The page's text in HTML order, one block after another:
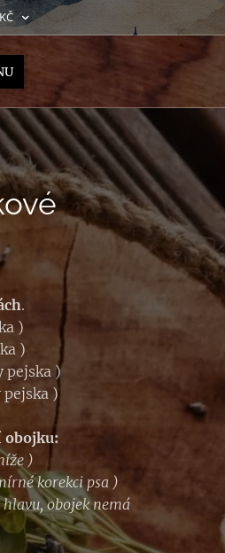
.
)
)
pejska )
pejska )
obojku:
)
korekci psa )
obojek nemá